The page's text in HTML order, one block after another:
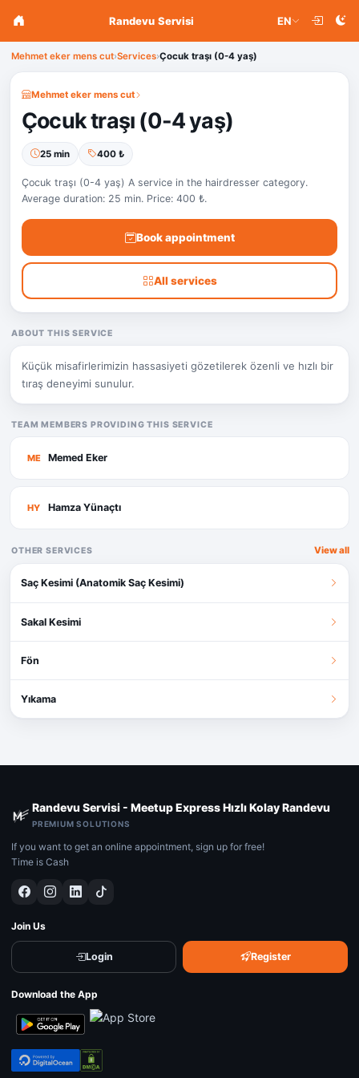
Randevu Servisi EN
Mehmet eker mens cut›Services›Çocuk traşı (0-4 yaş)
Mehmet eker mens cut
Çocuk traşı (0-4 yaş)
25 min 400 ₺
Çocuk traşı (0-4 yaş) A service in the hairdresser category.
Average duration: 25 min. Price: 400 ₺.
Book appointment
All services
ABOUT THIS SERVICE
Küçük misafirlerimizin hassasiyeti gözetilerek özenli ve hızlı bir
tıraş deneyimi sunulur.
TEAM MEMBERS PROVIDING THIS SERVICE
ME Memed Eker
HY Hamza Yünaçtı
OTHER SERVICES View all
Saç Kesimi (Anatomik Saç Kesimi)
Sakal Kesimi
Fön
Yıkama
Randevu Servisi - Meetup Express Hızlı Kolay Randevu
PREMIUM SOLUTIONS
If you want to get an online appointment, sign up for free!
Time is Cash
Join Us
Login Register
Download the App